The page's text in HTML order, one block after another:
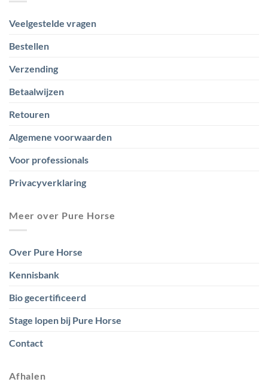
Veelgestelde vragen
Bestellen
Verzending
Betaalwijzen
Retouren
Algemene voorwaarden
Voor professionals
Privacyverklaring
Meer over Pure Horse
Over Pure Horse
Kennisbank
Bio gecertificeerd
Stage lopen bij Pure Horse
Contact
Afhalen